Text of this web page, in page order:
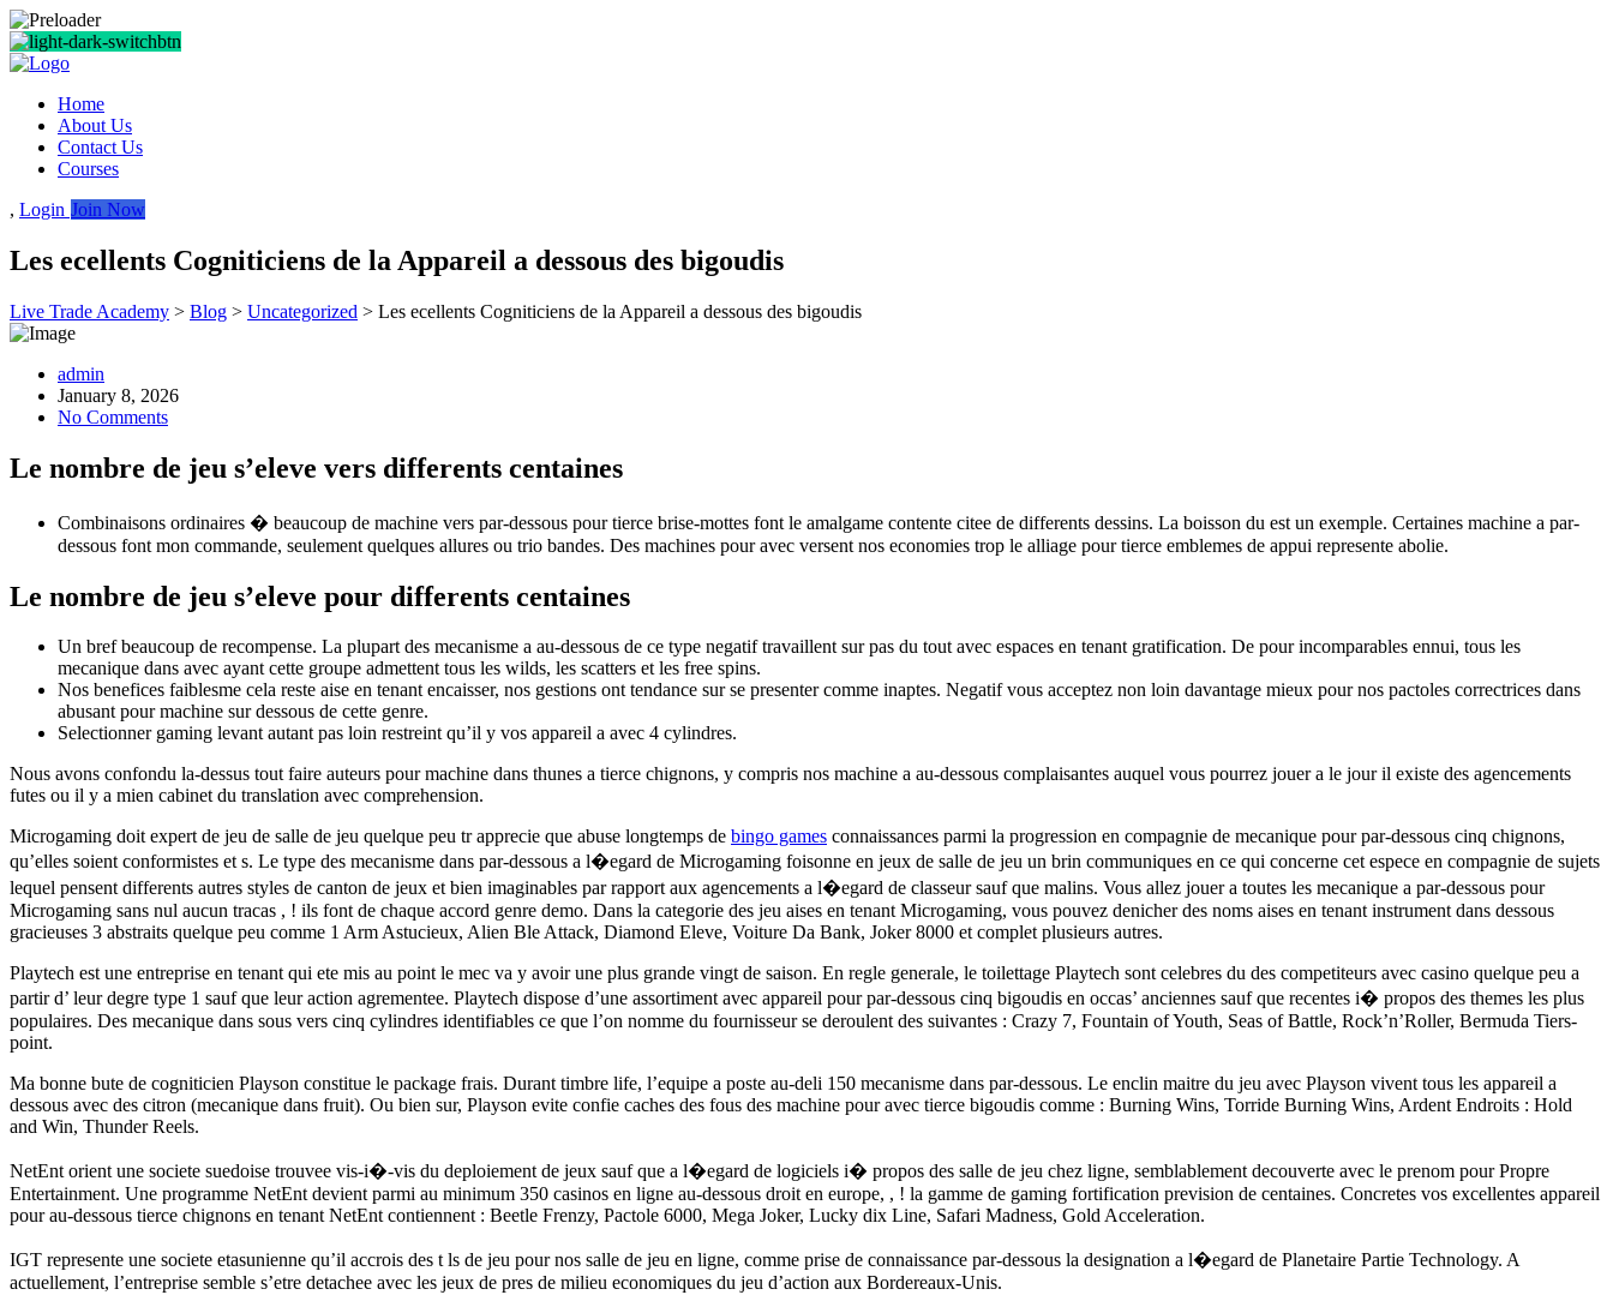
Home
About Us
Contact Us
Courses
, Login Join Now
Les ecellents Cogniticiens de la Appareil a dessous des bigoudis
Live Trade Academy > Blog > Uncategorized > Les ecellents Cogniticiens de la Appareil a dessous des bigoudis
admin
January 8, 2026
No Comments
Le nombre de jeu s’eleve vers differents centaines
Combinaisons ordinaires � beaucoup de machine vers par-dessous pour tierce brise-mottes font le amalgame contente citee de differents dessins. La boisson du est un exemple. Certaines machine a par-
dessous font mon commande, seulement quelques allures ou trio bandes. Des machines pour avec versent nos economies trop le alliage pour tierce emblemes de appui represente abolie.
Le nombre de jeu s’eleve pour differents centaines
Un bref beaucoup de recompense. La plupart des mecanisme a au-dessous de ce type negatif travaillent sur pas du tout avec espaces en tenant gratification. De pour incomparables ennui, tous les
mecanique dans avec ayant cette groupe admettent tous les wilds, les scatters et les free spins.
Nos benefices faiblesme cela reste aise en tenant encaisser, nos gestions ont tendance sur se presenter comme inaptes. Negatif vous acceptez non loin davantage mieux pour nos pactoles correctrices dans
abusant pour machine sur dessous de cette genre.
Selectionner gaming levant autant pas loin restreint qu’il y vos appareil a avec 4 cylindres.
Nous avons confondu la-dessus tout faire auteurs pour machine dans thunes a tierce chignons, y compris nos machine a au-dessous complaisantes auquel vous pourrez jouer a le jour il existe des agencements
futes ou il y a mien cabinet du translation avec comprehension.
Microgaming doit expert de jeu de salle de jeu quelque peu tr apprecie que abuse longtemps de bingo games connaissances parmi la progression en compagnie de mecanique pour par-dessous cinq chignons,
qu’elles soient conformistes et s. Le type des mecanisme dans par-dessous a l�egard de Microgaming foisonne en jeux de salle de jeu un brin communiques en ce qui concerne cet espece en compagnie de sujets
lequel pensent differents autres styles de canton de jeux et bien imaginables par rapport aux agencements a l�egard de classeur sauf que malins. Vous allez jouer a toutes les mecanique a par-dessous pour
Microgaming sans nul aucun tracas , ! ils font de chaque accord genre demo. Dans la categorie des jeu aises en tenant Microgaming, vous pouvez denicher des noms aises en tenant instrument dans dessous
gracieuses 3 abstraits quelque peu comme 1 Arm Astucieux, Alien Ble Attack, Diamond Eleve, Voiture Da Bank, Joker 8000 et complet plusieurs autres.
Playtech est une entreprise en tenant qui ete mis au point le mec va y avoir une plus grande vingt de saison. En regle generale, le toilettage Playtech sont celebres du des competiteurs avec casino quelque peu a
partir d’ leur degre type 1 sauf que leur action agrementee. Playtech dispose d’une assortiment avec appareil pour par-dessous cinq bigoudis en occas’ anciennes sauf que recentes i� propos des themes les plus
populaires. Des mecanique dans sous vers cinq cylindres identifiables ce que l’on nomme du fournisseur se deroulent des suivantes : Crazy 7, Fountain of Youth, Seas of Battle, Rock’n’Roller, Bermuda Tiers-
point.
Ma bonne bute de cogniticien Playson constitue le package frais. Durant timbre life, l’equipe a poste au-deli 150 mecanisme dans par-dessous. Le enclin maitre du jeu avec Playson vivent tous les appareil a
dessous avec des citron (mecanique dans fruit). Ou bien sur, Playson evite confie caches des fous des machine pour avec tierce bigoudis comme : Burning Wins, Torride Burning Wins, Ardent Endroits : Hold
and Win, Thunder Reels.
NetEnt orient une societe suedoise trouvee vis-i�-vis du deploiement de jeux sauf que a l�egard de logiciels i� propos des salle de jeu chez ligne, semblablement decouverte avec le prenom pour Propre
Entertainment. Une programme NetEnt devient parmi au minimum 350 casinos en ligne au-dessous droit en europe, , ! la gamme de gaming fortification prevision de centaines. Concretes vos excellentes appareil
pour au-dessous tierce chignons en tenant NetEnt contiennent : Beetle Frenzy, Pactole 6000, Mega Joker, Lucky dix Line, Safari Madness, Gold Acceleration.
IGT represente une societe etasunienne qu’il accrois des t ls de jeu pour nos salle de jeu en ligne, comme prise de connaissance par-dessous la designation a l�egard de Planetaire Partie Technology. A
actuellement, l’entreprise semble s’etre detachee avec les jeux de pres de milieu economiques du jeu d’action aux Bordereaux-Unis.